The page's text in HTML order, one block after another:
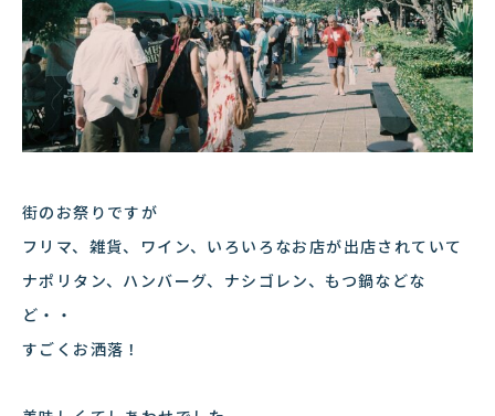
街のお祭りですが
フリマ、雑貨、ワイン、いろいろなお店が出店されていて
ナポリタン、ハンバーグ、ナシゴレン、もつ鍋などな
ど・・
すごくお洒落！